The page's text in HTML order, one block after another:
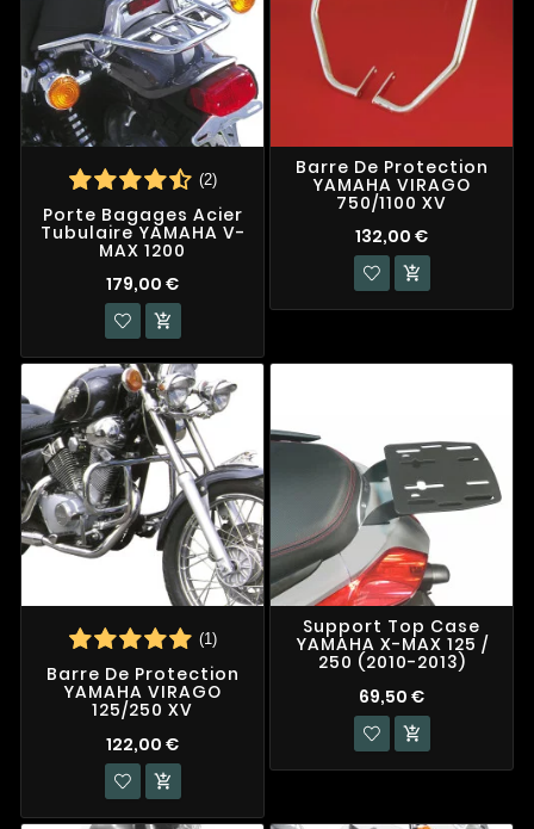
(2)
Porte Bagages Acier
Tubulaire YAMAHA V-
MAX 1200
179,00 €

Barre De Protection
YAMAHA VIRAGO
750/1100 XV
132,00 €

(1)
Barre De Protection
YAMAHA VIRAGO
125/250 XV
122,00 €

Support Top Case
YAMAHA X-MAX 125 /
250 (2010-2013)
69,50 €
